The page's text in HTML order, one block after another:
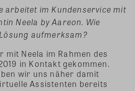
arbeitet im Kundenservice mit
Neela by Aareon. Wie
aufmerksam?
mit Neela im Rahmen des
in Kontakt gekommen.
wir uns näher damit
Assistenten bereits